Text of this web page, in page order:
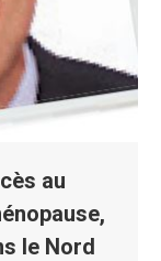
au
le Nord